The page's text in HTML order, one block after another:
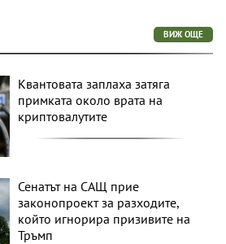
ВИЖ ОЩЕ
Квантовата заплаха затяга
примката около врата на
криптовалутите
Сенатът на САЩ прие
законопроект за разходите,
който игнорира призивите на
Тръмп